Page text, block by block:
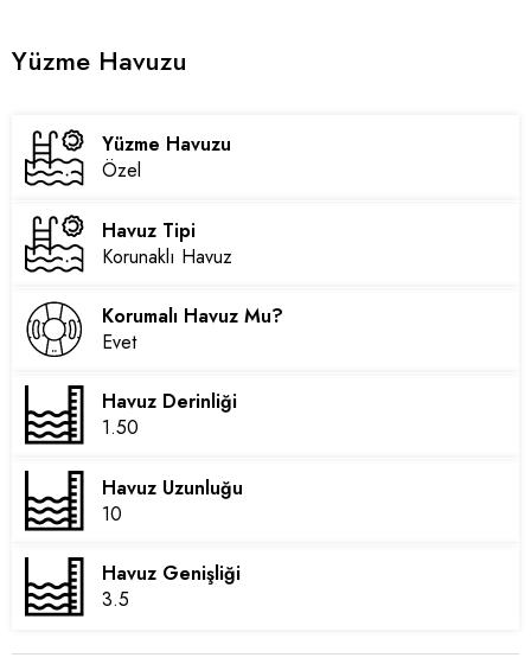
Yüzme Havuzu
Yüzme Havuzu
Özel
Havuz Tipi
Korunaklı Havuz
Korumalı Havuz Mu?
Evet
Havuz Derinliği
1.50
Havuz Uzunluğu
10
Havuz Genişliği
3.5